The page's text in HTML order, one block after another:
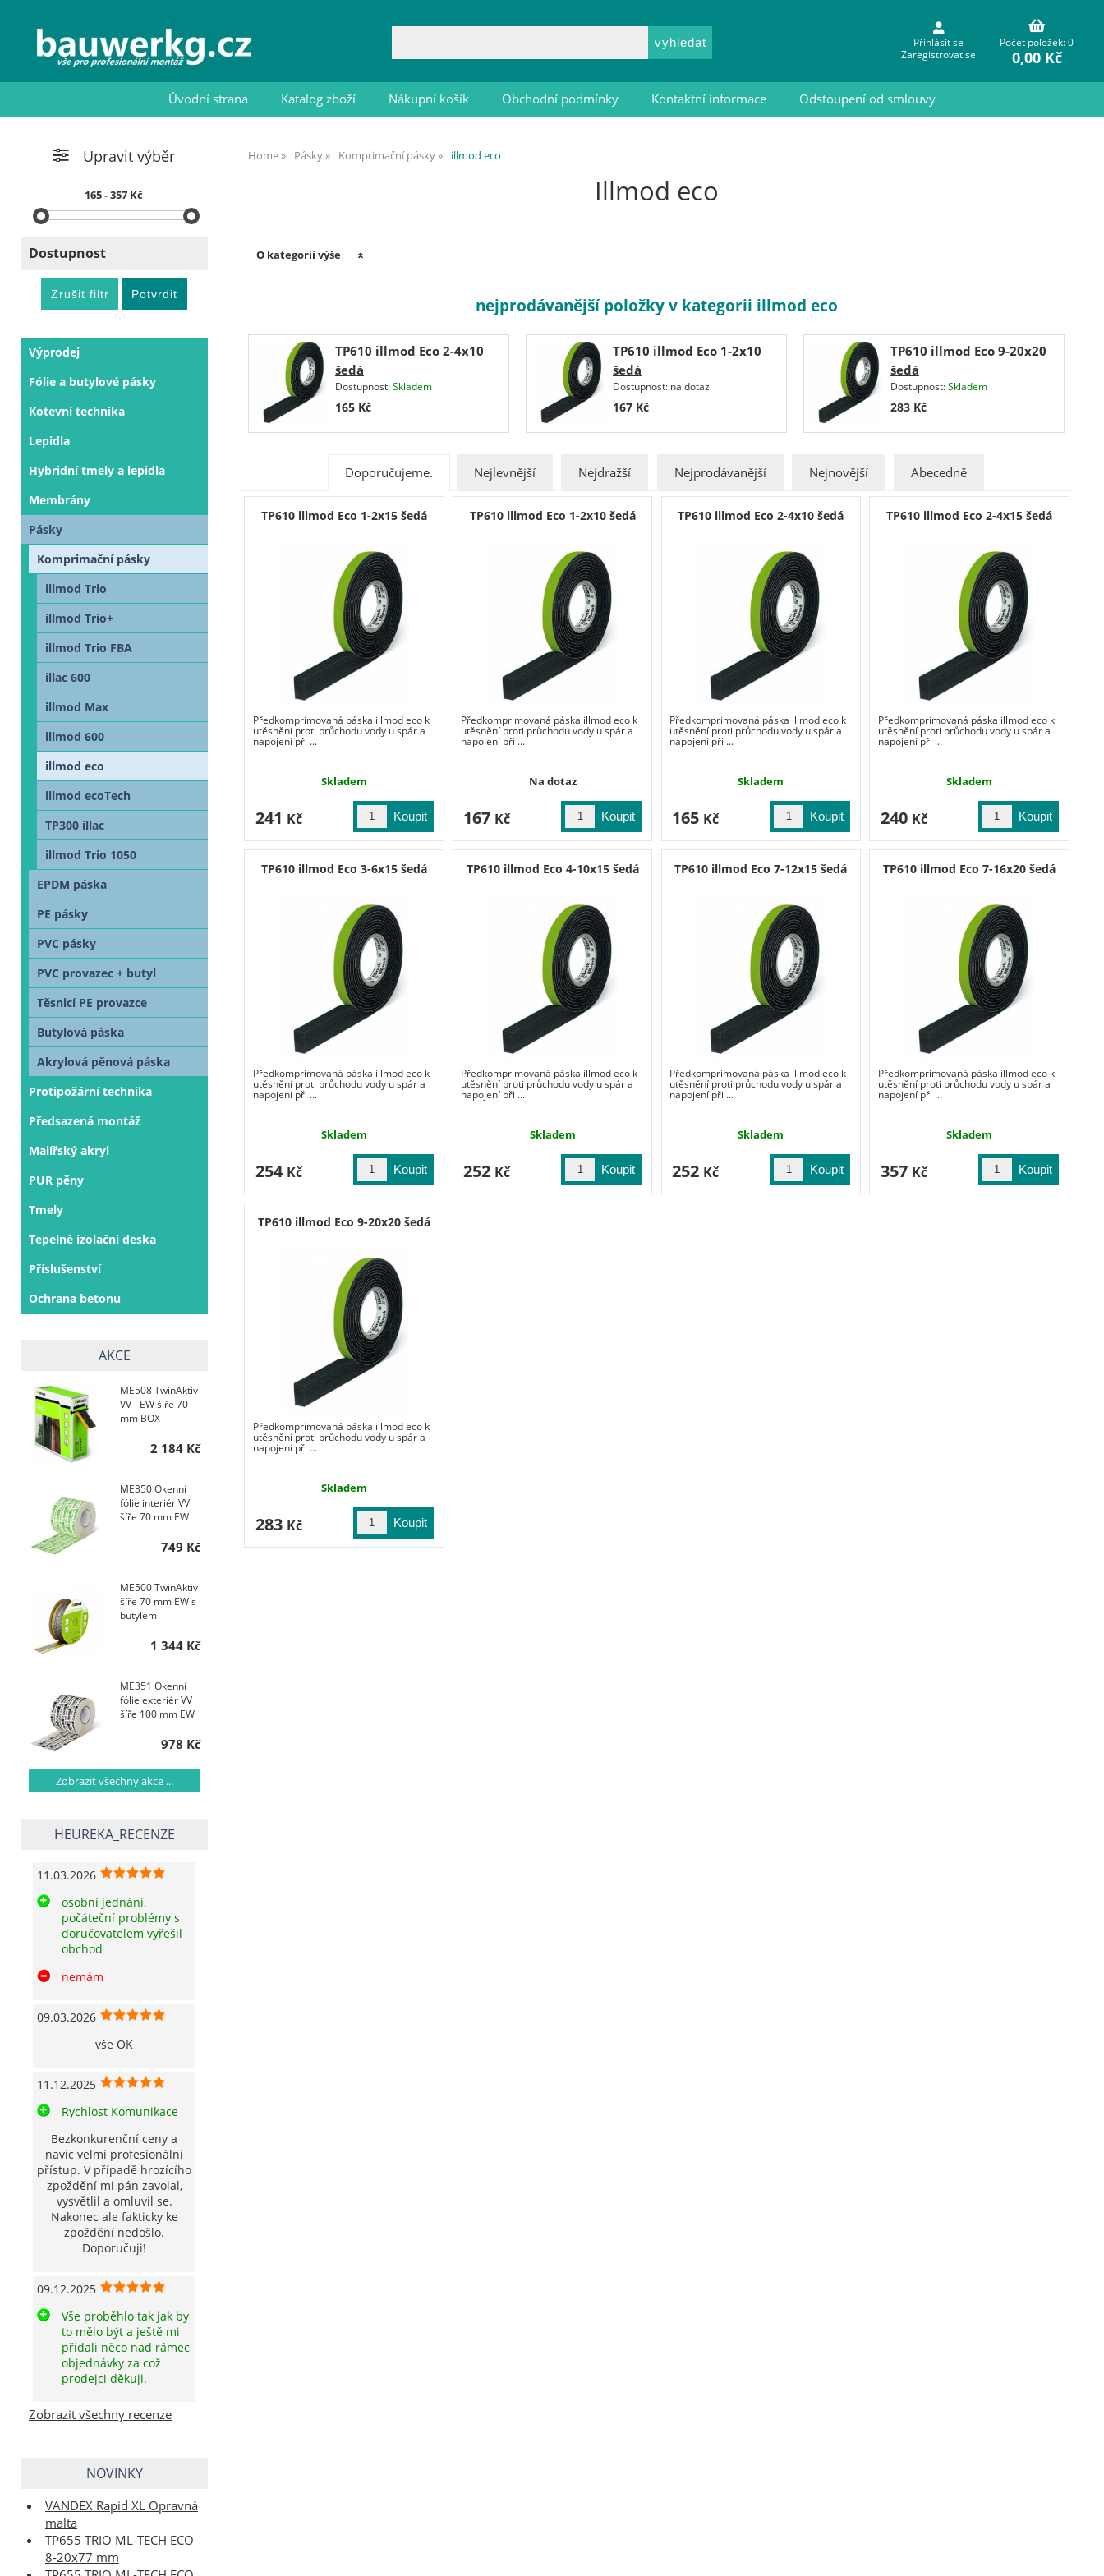
Přihlásit se
Zaregistrovat se
Počet položek: 0
0,00 Kč
Úvodní strana Katalog zboží Nákupní košík Obchodní podmínky Kontaktní informace Odstoupení od smlouvy
Home Pásky Komprimační pásky illmod eco
Illmod eco
O kategorii výše
nejprodávanější položky v kategorii illmod eco
TP610 illmod Eco 2-4x10
šedá
Dostupnost:Skladem
165 Kč
TP610 illmod Eco 1-2x10
šedá
Dostupnost: na dotaz
167 Kč
TP610 illmod Eco 9-20x20
šedá
Dostupnost:Skladem
283 Kč
Doporučujeme. Nejlevnější Nejdražší Nejprodávanější Nejnovější Abecedně
TP610 illmod Eco 1-2x15 šedá
Předkomprimovaná páska illmod eco k
utěsnění proti průchodu vody u spár a
napojení při ...
Skladem
241 Kč
TP610 illmod Eco 1-2x10 šedá
Předkomprimovaná páska illmod eco k
utěsnění proti průchodu vody u spár a
napojení při ...
Na dotaz
167 Kč
TP610 illmod Eco 2-4x10 šedá
Předkomprimovaná páska illmod eco k
utěsnění proti průchodu vody u spár a
napojení při ...
Skladem
165 Kč
TP610 illmod Eco 2-4x15 šedá
Předkomprimovaná páska illmod eco k
utěsnění proti průchodu vody u spár a
napojení při ...
Skladem
240 Kč
TP610 illmod Eco 3-6x15 šedá
Předkomprimovaná páska illmod eco k
utěsnění proti průchodu vody u spár a
napojení při ...
Skladem
254 Kč
TP610 illmod Eco 4-10x15 šedá
Předkomprimovaná páska illmod eco k
utěsnění proti průchodu vody u spár a
napojení při ...
Skladem
252 Kč
TP610 illmod Eco 7-12x15 šedá
Předkomprimovaná páska illmod eco k
utěsnění proti průchodu vody u spár a
napojení při ...
Skladem
252 Kč
TP610 illmod Eco 7-16x20 šedá
Předkomprimovaná páska illmod eco k
utěsnění proti průchodu vody u spár a
napojení při ...
Skladem
357 Kč
TP610 illmod Eco 9-20x20 šedá
Předkomprimovaná páska illmod eco k
utěsnění proti průchodu vody u spár a
napojení při ...
Skladem
283 Kč
Upravit výběr
165 - 357 Kč
Dostupnost
Výprodej
Fólie a butylové pásky
Kotevní technika
Lepidla
Hybridní tmely a lepidla
Membrány
Pásky
Komprimační pásky
illmod Trio
illmod Trio+
illmod Trio FBA
illac 600
illmod Max
illmod 600
illmod eco
illmod ecoTech
TP300 illac
illmod Trio 1050
EPDM páska
PE pásky
PVC pásky
PVC provazec + butyl
Těsnicí PE provazce
Butylová páska
Akrylová pěnová páska
Protipožární technika
Předsazená montáž
Malířský akryl
PUR pěny
Tmely
Tepelně izolační deska
Příslušenství
Ochrana betonu
AKCE
ME508 TwinAktiv
VV - EW šíře 70
mm BOX
2 184 Kč
ME350 Okenní
fólie interiér VV
šíře 70 mm EW
749 Kč
ME500 TwinAktiv
šíře 70 mm EW s
butylem
1 344 Kč
ME351 Okenní
fólie exteriér VV
šíře 100 mm EW
978 Kč
Zobrazit všechny akce ...
HEUREKA_RECENZE
11.03.2026
osobní jednání,
počáteční problémy s
doručovatelem vyřešil
obchod
nemám
09.03.2026
vše OK
11.12.2025
Rychlost Komunikace
Bezkonkurenční ceny a
navíc velmi profesionální
přístup. V případě hrozícího
zpoždění mi pán zavolal,
vysvětlil a omluvil se.
Nakonec ale fakticky ke
zpoždění nedošlo.
Doporučuji!
09.12.2025
Vše proběhlo tak jak by
to mělo být a ještě mi
přidali něco nad rámec
objednávky za což
prodejci děkuji.
Zobrazit všechny recenze
NOVINKY
VANDEX Rapid XL Opravná
malta
TP655 TRIO ML-TECH ECO
8-20x77 mm